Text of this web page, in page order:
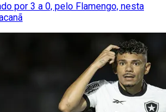
por 3 a 0, pelo Flamengo, nesta